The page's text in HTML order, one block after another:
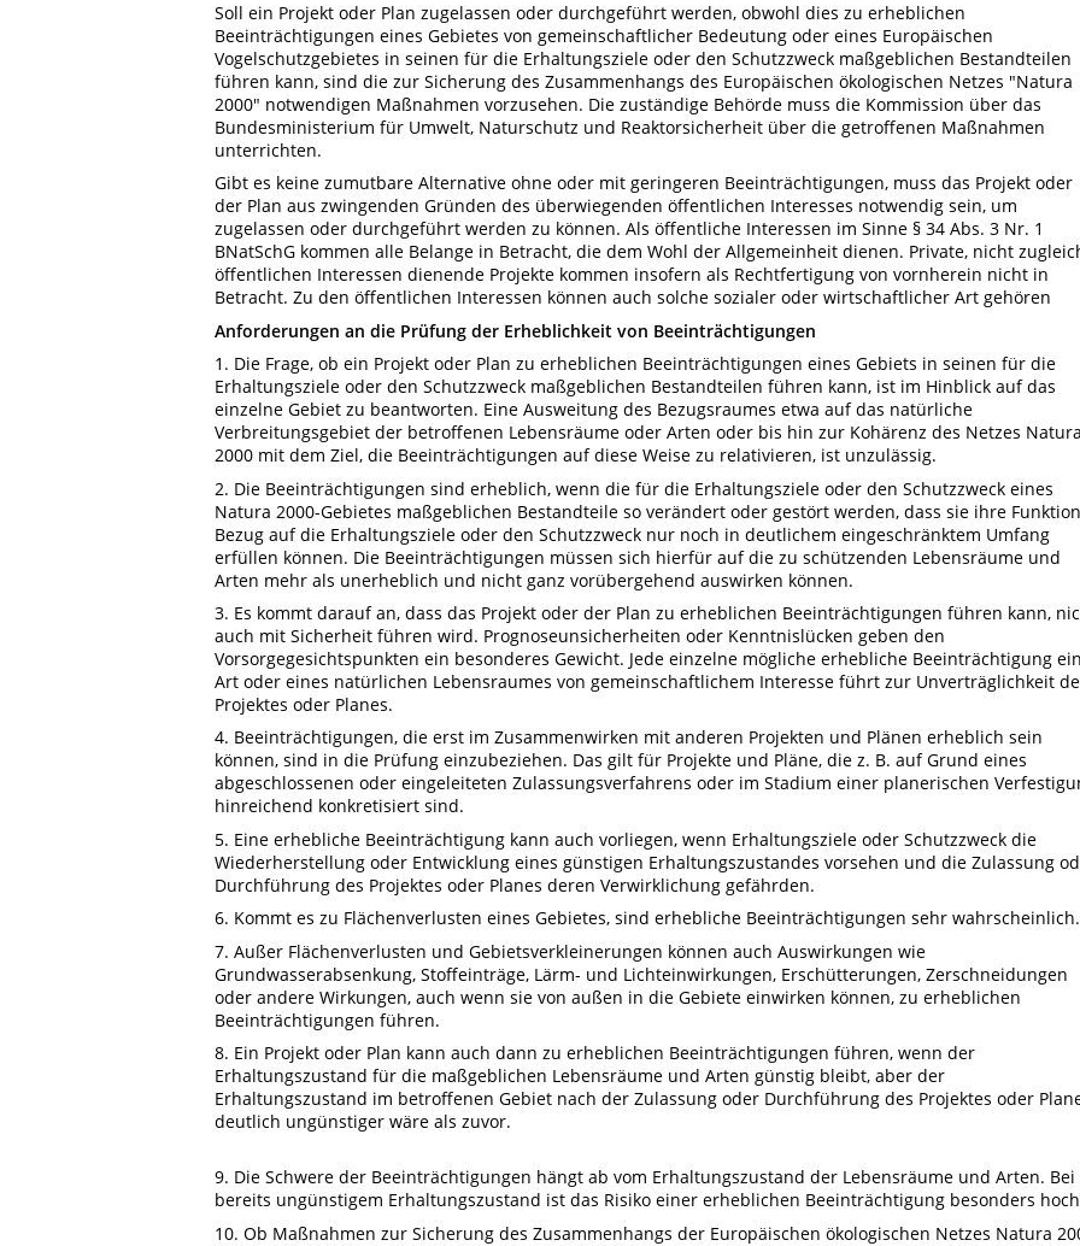
Soll ein Projekt oder Plan zugelassen oder durchgeführt werden, obwohl dies zu erheblichen
Beeinträchtigungen eines Gebietes von gemeinschaftlicher Bedeutung oder eines Europäischen
Vogelschutzgebietes in seinen für die Erhaltungsziele oder den Schutzzweck maßgeblichen Bestandteilen
führen kann, sind die zur Sicherung des Zusammenhangs des Europäischen ökologischen Netzes "Natura
2000" notwendigen Maßnahmen vorzusehen. Die zuständige Behörde muss die Kommission über das
Bundesministerium für Umwelt, Naturschutz und Reaktorsicherheit über die getroffenen Maßnahmen
unterrichten.
Gibt es keine zumutbare Alternative ohne oder mit geringeren Beeinträchtigungen, muss das Projekt oder
der Plan aus zwingenden Gründen des überwiegenden öffentlichen Interesses notwendig sein, um
zugelassen oder durchgeführt werden zu können. Als öffentliche Interessen im Sinne § 34 Abs. 3 Nr. 1
BNatSchG kommen alle Belange in Betracht, die dem Wohl der Allgemeinheit dienen. Private, nicht
öffentlichen Interessen dienende Projekte kommen insofern als Rechtfertigung von vornherein nicht in
Betracht. Zu den öffentlichen Interessen können auch solche sozialer oder wirtschaftlicher Art gehören
Anforderungen an die Prüfung der Erheblichkeit von Beeinträchtigungen
1. Die Frage, ob ein Projekt oder Plan zu erheblichen Beeinträchtigungen eines Gebiets in seinen für die
Erhaltungsziele oder den Schutzzweck maßgeblichen Bestandteilen führen kann, ist im Hinblick auf das
einzelne Gebiet zu beantworten. Eine Ausweitung des Bezugsraumes etwa auf das natürliche
Verbreitungsgebiet der betroffenen Lebensräume oder Arten oder bis hin zur Kohärenz des Netzes Natura
2000 mit dem Ziel, die Beeinträchtigungen auf diese Weise zu relativieren, ist unzulässig.
2. Die Beeinträchtigungen sind erheblich, wenn die für die Erhaltungsziele oder den Schutzzweck eines
Natura 2000-Gebietes maßgeblichen Bestandteile so verändert oder gestört werden, dass sie ihre
Bezug auf die Erhaltungsziele oder den Schutzzweck nur noch in deutlichem eingeschränktem Umfang
erfüllen können. Die Beeinträchtigungen müssen sich hierfür auf die zu schützenden Lebensräume und
Arten mehr als unerheblich und nicht ganz vorübergehend auswirken können.
3. Es kommt darauf an, dass das Projekt oder der Plan zu erheblichen Beeinträchtigungen führen kann,
auch mit Sicherheit führen wird. Prognoseunsicherheiten oder Kenntnislücken geben den
Vorsorgegesichtspunkten ein besonderes Gewicht. Jede einzelne mögliche erhebliche Beeinträchtigung
Art oder eines natürlichen Lebensraumes von gemeinschaftlichem Interesse führt zur Unverträglichkeit
Projektes oder Planes.
4. Beeinträchtigungen, die erst im Zusammenwirken mit anderen Projekten und Plänen erheblich sein
können, sind in die Prüfung einzubeziehen. Das gilt für Projekte und Pläne, die z. B. auf Grund eines
abgeschlossenen oder eingeleiteten Zulassungsverfahrens oder im Stadium einer planerischen
hinreichend konkretisiert sind.
5. Eine erhebliche Beeinträchtigung kann auch vorliegen, wenn Erhaltungsziele oder Schutzzweck die
Wiederherstellung oder Entwicklung eines günstigen Erhaltungszustandes vorsehen und die Zulassung
Durchführung des Projektes oder Planes deren Verwirklichung gefährden.
6. Kommt es zu Flächenverlusten eines Gebietes, sind erhebliche Beeinträchtigungen sehr wahrscheinlich.
7. Außer Flächenverlusten und Gebietsverkleinerungen können auch Auswirkungen wie
Grundwasserabsenkung, Stoffeinträge, Lärm- und Lichteinwirkungen, Erschütterungen, Zerschneidungen
oder andere Wirkungen, auch wenn sie von außen in die Gebiete einwirken können, zu erheblichen
Beeinträchtigungen führen.
8. Ein Projekt oder Plan kann auch dann zu erheblichen Beeinträchtigungen führen, wenn der
Erhaltungszustand für die maßgeblichen Lebensräume und Arten günstig bleibt, aber der
Erhaltungszustand im betroffenen Gebiet nach der Zulassung oder Durchführung des Projektes oder
deutlich ungünstiger wäre als zuvor.
9. Die Schwere der Beeinträchtigungen hängt ab vom Erhaltungszustand der Lebensräume und Arten. Bei
bereits ungünstigem Erhaltungszustand ist das Risiko einer erheblichen Beeinträchtigung besonders
10. Ob Maßnahmen zur Sicherung des Zusammenhangs der Europäischen ökologischen Netzes Natura